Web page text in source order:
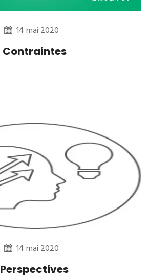
14 mai 2020
Contraintes
14 mai 2020
Perspectives